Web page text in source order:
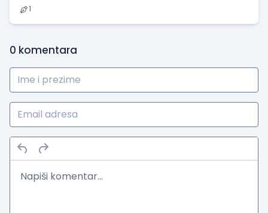
1
0 komentara